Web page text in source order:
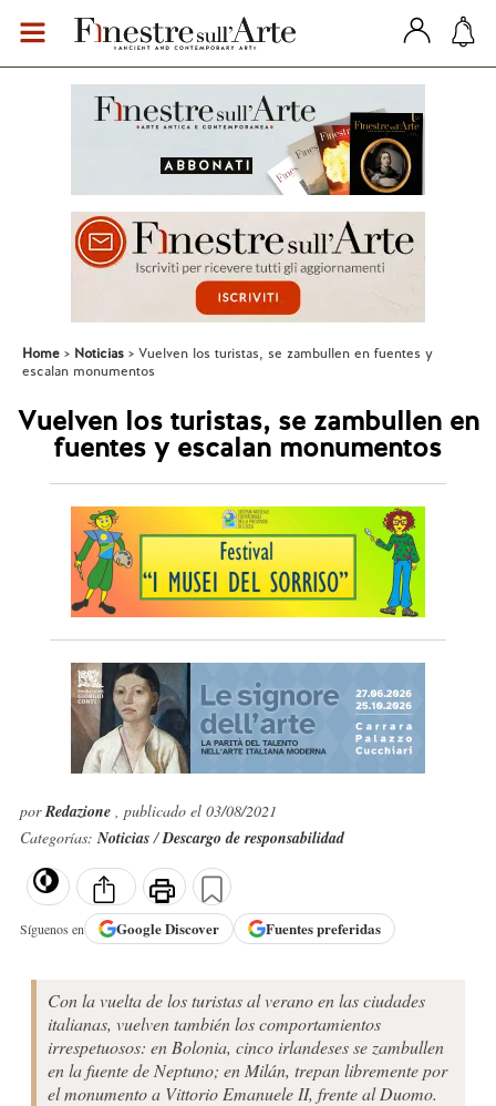
Home Noticias
Vuelven los turistas, se zambullen en fuentes y
escalan monumentos
Vuelven los turistas, se zambullen en
fuentes y escalan monumentos
porRedazione , publicado el 03/08/2021
Categorías:Noticias/Descargo de responsabilidad
Síguenos en GoogleDiscover Fuentes preferidas
Con la vuelta de los turistas al verano en las ciudades
italianas, vuelven también los comportamientos
irrespetuosos: en Bolonia, cinco irlandeses se zambullen
en la fuente de Neptuno; en Milán, trepan libremente por
el monumento a Vittorio Emanuele II, frente al Duomo.